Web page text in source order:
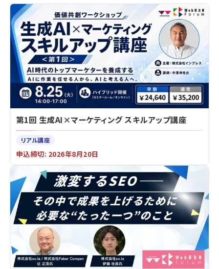
第1回 生成AI×マーケティング スキルアップ講座
リアル講座
申込締切: 2026年8月20日